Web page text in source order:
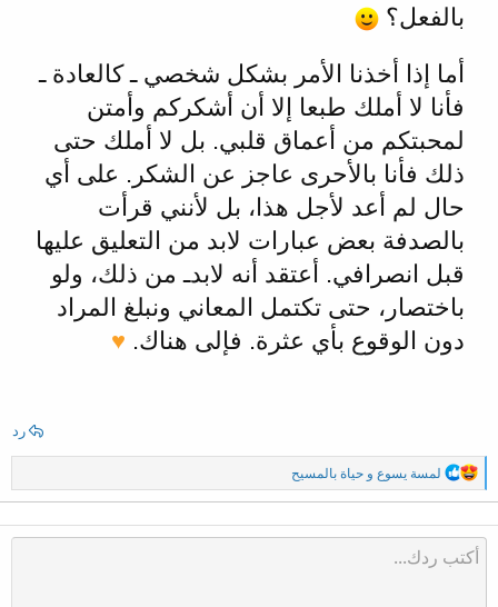
بالفعل؟
أما إذا أخذنا الأمر بشكل شخصي ـ كالعادة ـ
فأنا لا أملك طبعا إلا أن أشكركم وأمتن
لمحبتكم من أعماق قلبي. بل لا أملك حتى
ذلك فأنا بالأحرى عاجز عن الشكر. على أي
حال لم أعد لأجل هذا، بل لأنني قرأت
بالصدفة بعض عبارات لابد من التعليق عليها
قبل انصرافي. أعتقد أنه لابدـ من ذلك، ولو
باختصار، حتى تكتمل المعاني ونبلغ المراد
دون الوقوع بأي عثرة. فإلى هناك. ♥
رد
ا
ل
ت
ف
ا
ع
لمسة يسوع و حياة بالمسيح